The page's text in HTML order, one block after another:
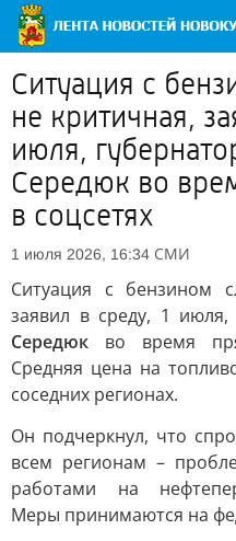
Ситуация с
не критичная,
июля,
Середюк во
в соцсетях
1 июля 2026, 16:34 СМИ
Ситуация с бензином
заявил в среду, 1 июля,
Середюк во время
Средняя цена на
соседних регионах.
Он подчеркнул, что
всем регионам –
работами на
Меры принимаются на